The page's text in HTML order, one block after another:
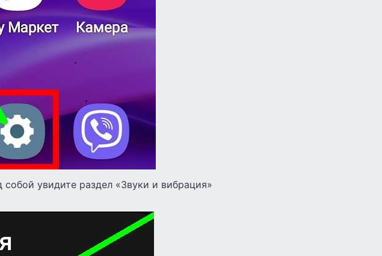
увидите раздел «Звуки и вибрация»